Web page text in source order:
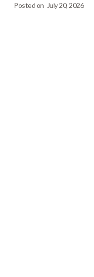
Posted on July 20, 2026